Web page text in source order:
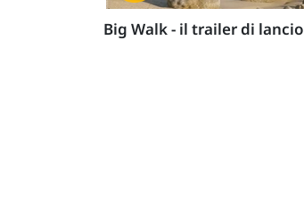
Big Walk - il trailer di lancio